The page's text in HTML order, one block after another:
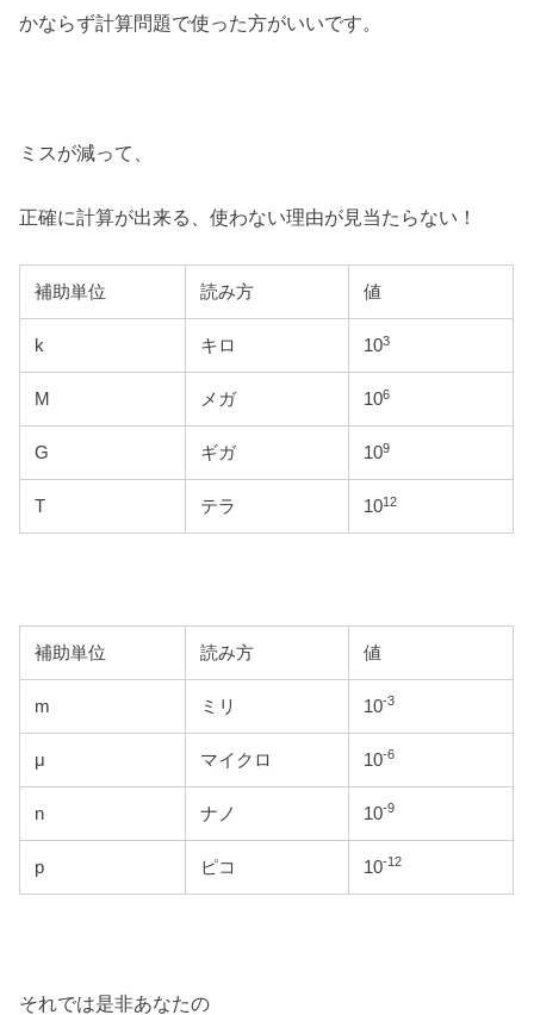
かならず計算問題で使った方がいいです。
ミスが減って、
正確に計算が出来る、使わない理由が見当たらない！
補助単位 読み方 値
k キロ 103
M メガ 106
G ギガ 109
T テラ 1012
補助単位 読み方 値
m ミリ 10-3
μ マイクロ 10-6
n ナノ 10-9
p ピコ 10-12
それでは是非あなたの